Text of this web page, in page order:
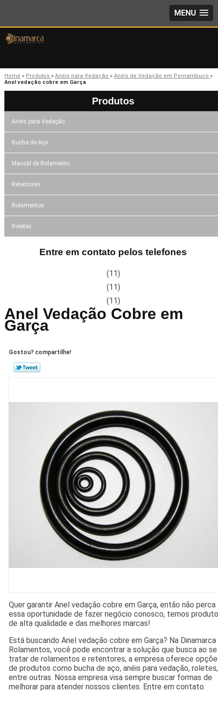
MENU
Home » Produtos » Anéis para Vedação » Anéis de Vedação em Pernambuco »
Anel vedação cobre em Garça
Produtos
Anéis para Vedação
Bucha de Aço
Mancal de Rolamento
Retentores
Rolamentos
Roletes
Entre em contato pelos telefones
(11)
(11)
(11)
Anel Vedação Cobre em
Garça
Gostou? compartilhe!
Quer garantir Anel vedação cobre em Garça, então não perca
essa oportunidade de fazer negócio conosco, temos
de alta qualidade e das melhores marcas!
Está buscando Anel vedação cobre em Garça? Na Dinamarca
Rolamentos, você pode encontrar a solução que busca ao se
tratar de rolamentos e retentores, a empresa oferece
de produtos como bucha de aço, anéis para vedação, roletes,
entre outras. Nossa empresa visa sempre buscar formas de
melhorar para atender nossos clientes. Entre em contato.